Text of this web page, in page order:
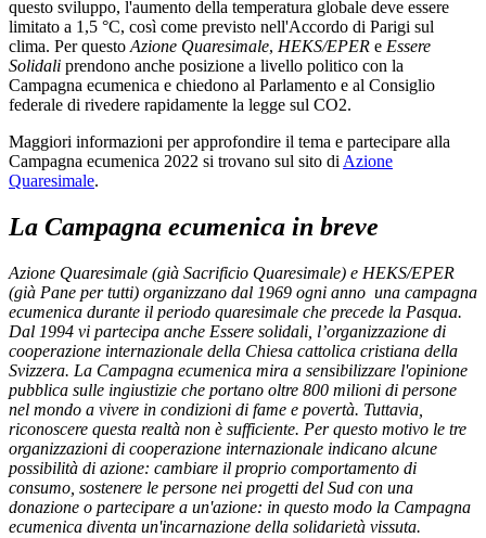
questo sviluppo, l'aumento della temperatura globale deve essere
limitato a 1,5 °C, così come previsto nell'Accordo di Parigi sul
clima. Per questo Azione Quaresimale, HEKS/EPER e Essere
Solidali prendono anche posizione a livello politico con la
Campagna ecumenica e chiedono al Parlamento e al Consiglio
federale di rivedere rapidamente la legge sul CO2.
Maggiori informazioni per approfondire il tema e partecipare alla
Campagna ecumenica 2022 si trovano sul sito di Azione
Quaresimale.
La Campagna ecumenica in breve
Azione Quaresimale (già Sacrificio Quaresimale) e HEKS/EPER
(già Pane per tutti) organizzano dal 1969 ogni anno una campagna
ecumenica durante il periodo quaresimale che precede la Pasqua.
Dal 1994 vi partecipa anche Essere solidali, l’organizzazione di
cooperazione internazionale della Chiesa cattolica cristiana della
Svizzera. La Campagna ecumenica mira a sensibilizzare l'opinione
pubblica sulle ingiustizie che portano oltre 800 milioni di persone
nel mondo a vivere in condizioni di fame e povertà. Tuttavia,
riconoscere questa realtà non è sufficiente. Per questo motivo le tre
organizzazioni di cooperazione internazionale indicano alcune
possibilità di azione: cambiare il proprio comportamento di
consumo, sostenere le persone nei progetti del Sud con una
donazione o partecipare a un'azione: in questo modo la Campagna
ecumenica diventa un'incarnazione della solidarietà vissuta.